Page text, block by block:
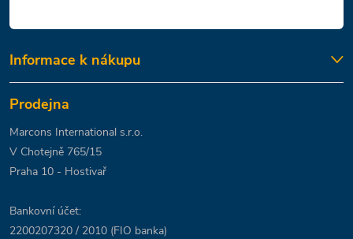
Informace k nákupu
Prodejna
Marcons International s.r.o.
V Chotejně 765/15
Praha 10 - Hostivař
Bankovní účet:
2200207320 / 2010 (FIO banka)